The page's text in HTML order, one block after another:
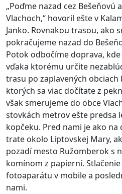
„Poďme nazad cez Bešeňovú
Vlachoch,“ hovoril ešte v
Janko. Rovnakou trasou, ako
pokračujeme nazad do
Potok odbočíme doprava,
vďaka ktorému určite
trasu po zaplavených obciach
ktorých sa viac dočítate z
však smerujeme do obce
stovkách metrov ešte predsa
kopčeku. Pred nami je ako na
trate okolo Liptovskej Mary,
pozadí mesto Ružomberok s
komínom z papierní.
fotoaparátu v mobile a
nami.